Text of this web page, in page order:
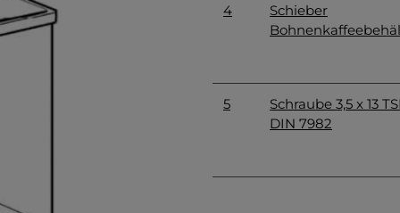
4
Schieber
5
Schraube 3,5 x 13
DIN 7982